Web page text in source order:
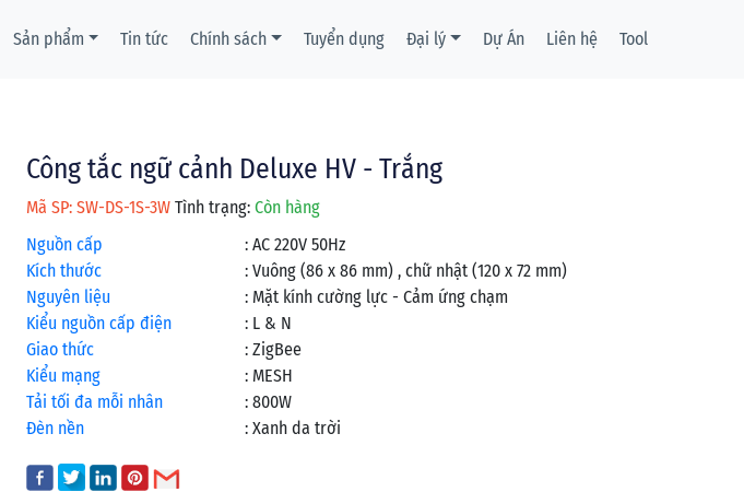
Sản phẩm Tin tức Chính sách Tuyển dụng Đại lý Dự Án Liên hệ Tool
Công tắc ngữ cảnh Deluxe HV - Trắng
Mã SP: SW-DS-1S-3W Tình trạng: Còn hàng
Nguồn cấp
: AC 220V 50Hz
Kích thước
: Vuông (86 x 86 mm) , chữ nhật (120 x 72 mm)
Nguyên liệu
: Mặt kính cường lực - Cảm ứng chạm
Kiểu nguồn cấp điện
: L & N
Giao thức
: ZigBee
Kiểu mạng
: MESH
Tải tối đa mỗi nhân
: 800W
Đèn nền
: Xanh da trời